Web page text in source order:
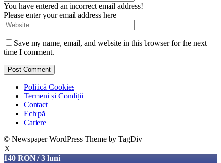
You have entered an incorrect email address!
Please enter your email address here
Save my name, email, and website in this browser for the next
time I comment.
Politică Cookies
Termeni și Condiții
Contact
Echipă
Cariere
© Newspaper WordPress Theme by TagDiv
X
140 RON / 3 luni